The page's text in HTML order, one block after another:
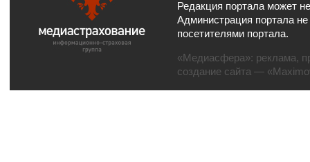
Редакция портала может
Администрация портала
посетителями портала.
«Медиасфера»: реклама,
создание сайта —